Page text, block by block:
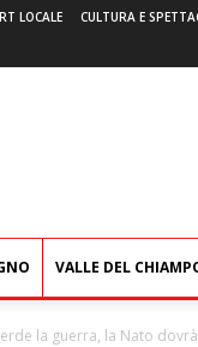
LOCALE CULTURA E
VALLE DEL
la guerra, la Nato